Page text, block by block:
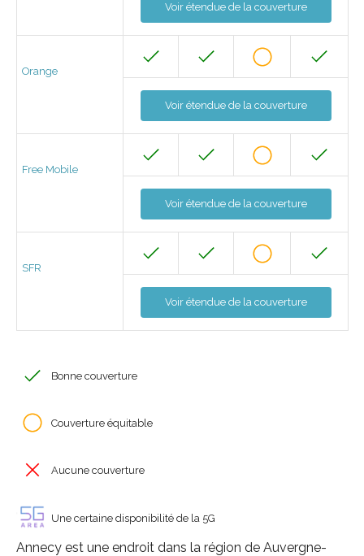
Voir étendue de la couverture
Orange
Voir étendue de la couverture
Free Mobile
Voir étendue de la couverture
SFR
Voir étendue de la couverture
Bonne couverture
Couverture équitable
Aucune couverture
Une certaine disponibilité de la 5G
Annecy est une endroit dans la région de Auvergne-